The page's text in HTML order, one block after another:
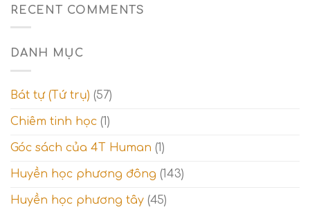
linh
thách
Thế
giới
tinh
thần
RECENT COMMENTS
DANH MỤC
Bát tự (Tứ trụ) (57)
Chiêm tinh học (1)
Góc sách của 4T Human (1)
Huyền học phương đông (143)
Huyền học phương tây (45)